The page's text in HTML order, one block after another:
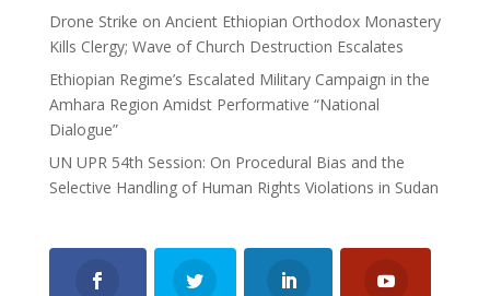
Drone Strike on Ancient Ethiopian Orthodox Monastery
Kills Clergy; Wave of Church Destruction Escalates
Ethiopian Regime’s Escalated Military Campaign in the
Amhara Region Amidst Performative “National
Dialogue”
UN UPR 54th Session: On Procedural Bias and the
Selective Handling of Human Rights Violations in Sudan